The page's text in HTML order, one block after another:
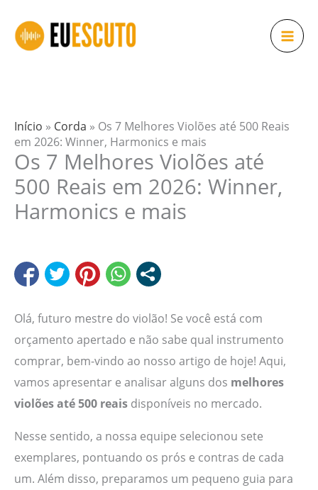
para
Início » Corda » Os 7 Melhores Violões até 500 Reais
em 2026: Winner, Harmonics e mais
Os 7 Melhores Violões até
500 Reais em 2026: Winner,
Harmonics e mais
Olá, futuro mestre do violão! Se você está com
orçamento apertado e não sabe qual instrumento
comprar, bem-vindo ao nosso artigo de hoje! Aqui,
vamos apresentar e analisar alguns dos melhores
violões até 500 reais disponíveis no mercado.
Nesse sentido, a nossa equipe selecionou sete
exemplares, pontuando os prós e contras de cada
um. Além disso, preparamos um pequeno guia para